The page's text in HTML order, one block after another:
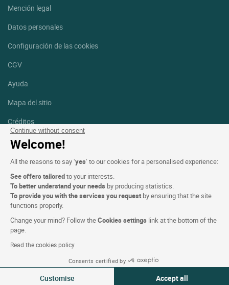
Continue without consent
Welcome!
All the reasons to say ‘yes’ to our cookies for a personalised experience:
See offers tailoredto your interests.
To better understand your needs by producing statistics.
To provide you with the services you request by ensuring that the site
functions properly.
Change your mind? Follow theCookies settings link at the bottom of the
page.
Read the cookies policy
Consents certified by
Customise Accept all
Mención legal
Datos personales
Configuración de las cookies
CGV
Ayuda
Mapa del sitio
Créditos
fotografías
Facebook
Instagram
Linkedin
CGV. Powered bySIWAY